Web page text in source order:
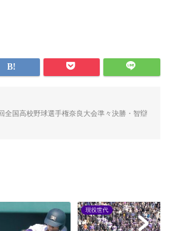
全国高校野球選手権奈良大会準々決勝・智辯
現役世代